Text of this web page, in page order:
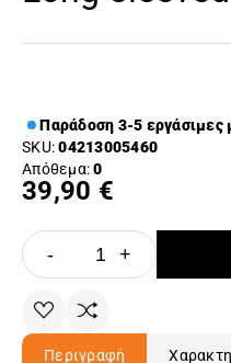
Παράδοση 3-5 εργάσιμες
SKU:04213005460
Απόθεμα:0
39,90 €
- +
Περιγραφή